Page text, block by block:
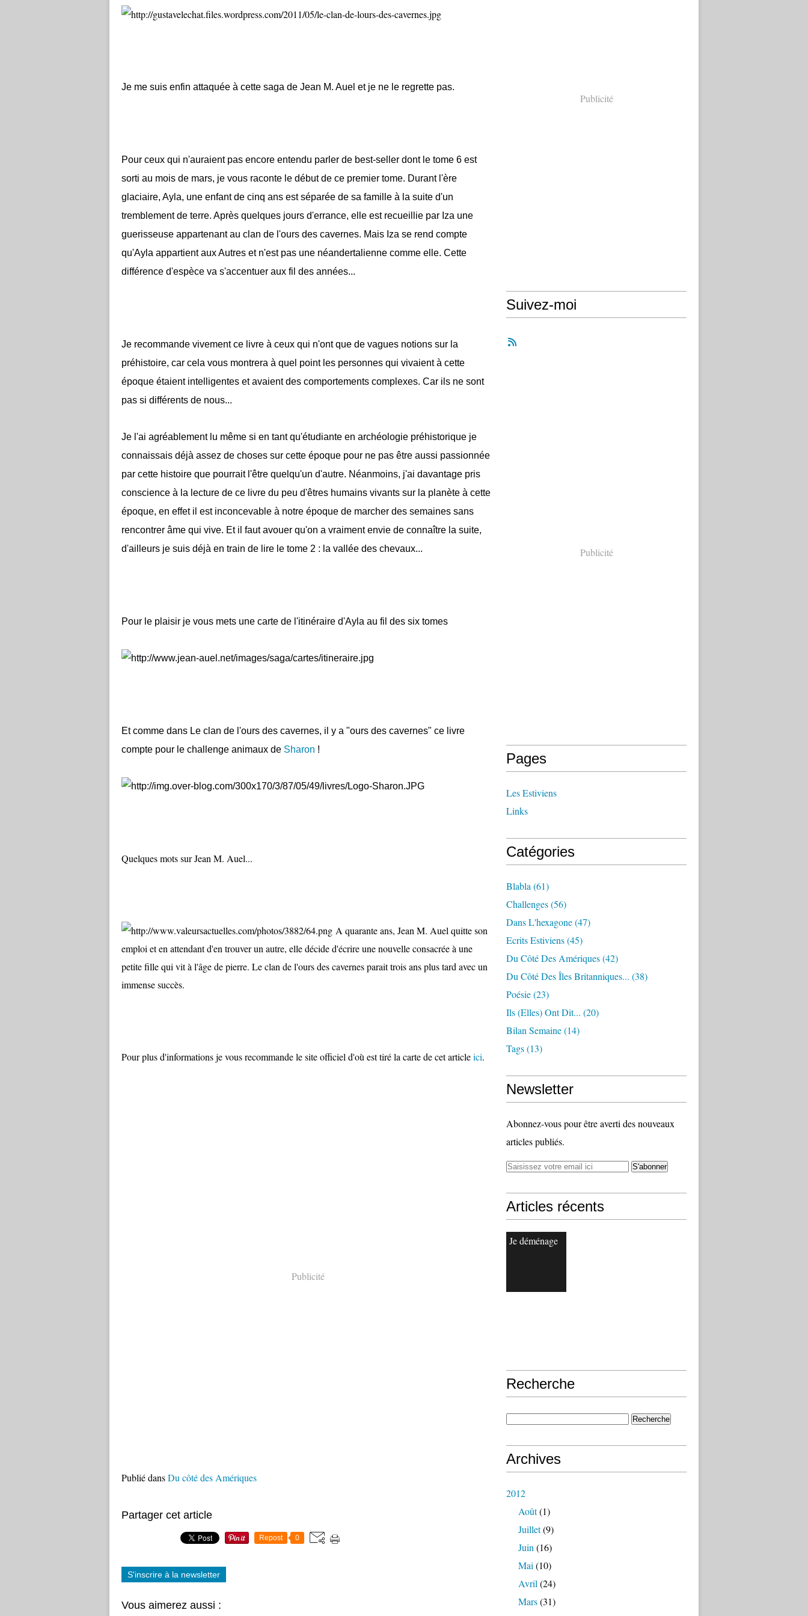
Je me suis enfin attaquée à cette saga de Jean M. Auel et je ne le regrette pas.
Pour ceux qui n'auraient pas encore entendu parler de best-seller dont le tome 6 est
sorti au mois de mars, je vous raconte le début de ce premier tome. Durant l'ère
glaciaire, Ayla, une enfant de cinq ans est séparée de sa famille à la suite d'un
tremblement de terre. Après quelques jours d'errance, elle est recueillie par Iza une
guerisseuse appartenant au clan de l'ours des cavernes. Mais Iza se rend compte
qu'Ayla appartient aux Autres et n'est pas une néandertalienne comme elle. Cette
différence d'espèce va s'accentuer aux fil des années...
Je recommande vivement ce livre à ceux qui n'ont que de vagues notions sur la
préhistoire, car cela vous montrera à quel point les personnes qui vivaient à cette
époque étaient intelligentes et avaient des comportements complexes. Car ils ne sont
pas si différents de nous...
Je l'ai agréablement lu même si en tant qu'étudiante en archéologie préhistorique je
connaissais déjà assez de choses sur cette époque pour ne pas être aussi passionnée
par cette histoire que pourrait l'être quelqu'un d'autre. Néanmoins, j'ai davantage pris
conscience à la lecture de ce livre du peu d'êtres humains vivants sur la planète à cette
époque, en effet il est inconcevable à notre époque de marcher des semaines sans
rencontrer âme qui vive. Et il faut avouer qu'on a vraiment envie de connaître la suite,
d'ailleurs je suis déjà en train de lire le tome 2 : la vallée des chevaux...
Pour le plaisir je vous mets une carte de l'itinéraire d'Ayla au fil des six tomes
Et comme dans Le clan de l'ours des cavernes, il y a "ours des cavernes" ce livre
compte pour le challenge animaux de Sharon !
Quelques mots sur Jean M. Auel...
A quarante ans, Jean M. Auel quitte son
emploi et en attendant d'en trouver un autre, elle décide d'écrire une nouvelle consacrée à une
petite fille qui vit à l'âge de pierre. Le clan de l'ours des cavernes parait trois ans plus tard avec un
immense succès.
Pour plus d'informations je vous recommande le site officiel d'où est tiré la carte de cet articleici.
Publicité
Publié dansDu côté des Amériques
Partager cet article
Repost 0
S'inscrire à la newsletter
Vous aimerez aussi :
Publicité
Suivez-moi
Publicité
Pages
Les Estiviens
Links
Catégories
Blabla (61)
Challenges(56)
Dans L'hexagone(47)
Ecrits Estiviens(45)
Du Côté Des Amériques(42)
Du Côté Des Îles Britanniques... (38)
Poésie(23)
Ils (elles) Ont Dit... (20)
Bilan Semaine(14)
Tags(13)
Newsletter
Abonnez-vous pour être averti des nouveaux
articles publiés.
Articles récents
Je déménage
Recherche
Archives
2012
Août(1)
Juillet(9)
Juin (16)
Mai (10)
Avril (24)
Mars(31)